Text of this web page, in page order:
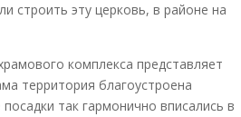
строить эту церковь, в районе на
комплекса представляет
территория благоустроена
так гармонично вписались в